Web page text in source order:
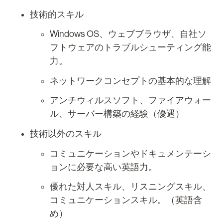
技術的スキル
Windows OS、ウェブブラウザ、自社ソ
フトウェアのトラブルシューティング能
力。
ネットワークコンセプトの基本的な理解
アンチウィルスソフト、ファイアウォー
ル、サーバー構築の経験（優遇）
技術以外のスキル
コミュニケーションやドキュメンテーシ
ョンに必要な高い英語力。
優れた対人スキル、リスニングスキル、
コミュニケーションスキル。（英語含
め）